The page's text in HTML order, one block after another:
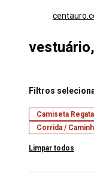
Filtros
Camiseta Regata
Corrida /
Limpar todos